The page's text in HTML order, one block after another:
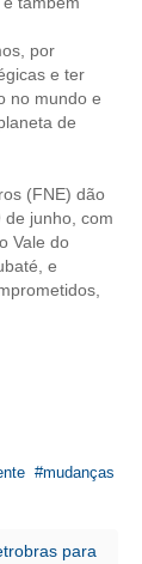
por
e ter
no mundo e
de
(FNE) dão
de junho, com
Vale do
e
mudanças
para